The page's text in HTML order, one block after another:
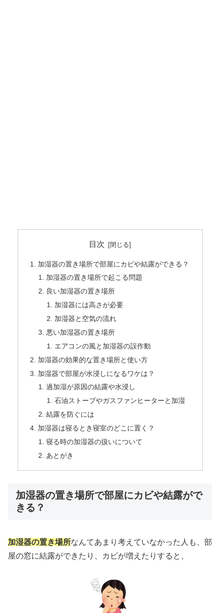
目次
加湿器の置き場所で部屋にカビや結露ができる？
加湿器の置き場所で起こる問題
良い加湿器の置き場所
加湿器には高さが必要
加湿器と空気の流れ
悪い加湿器の置き場所
エアコンの風と加湿器の誤作動
加湿器の効果的な置き場所と使い方
加湿器で部屋が水浸しになるワケは？
過加湿が原因の結露や水浸し
石油ストーブやガスファンヒーターと加湿
結露を防ぐには
加湿器は寝るとき寝室のどこに置く？
寝る時の加湿器の扱いについて
あとがき
加湿器の置き場所で部屋にカビや結露がで
きる？
加湿器の置き場所なんてあまり考えていなかった人も、部
屋の窓に結露ができたり、カビが増えたりすると、